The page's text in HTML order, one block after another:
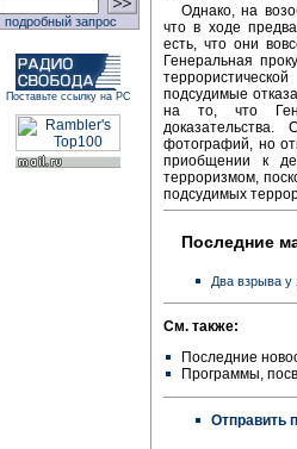
подробный запрос
Поставьте ссылку на РС
Однако, на
что в ходе
есть, что они
Генеральная
подсудимые
на то, что
фотографий, но
приобщении к
терроризмом,
подсудимых
Последние
Два взрыва у
См. также:
Последние
Программы,
Отправить